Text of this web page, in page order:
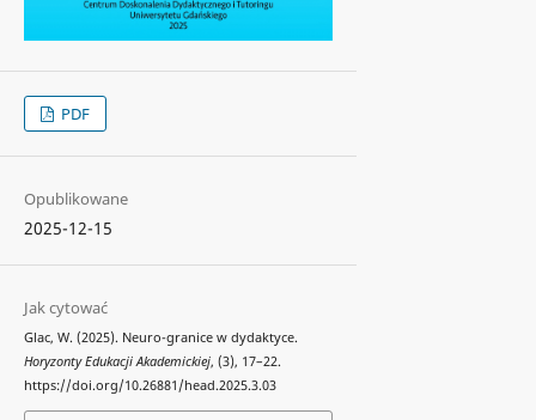
PDF
Opublikowane
2025-12-15
Jak cytować
Glac, W. (2025). Neuro-granice w dydaktyce.
Horyzonty Edukacji Akademickiej, (3), 17–22.
https://doi.org/10.26881/head.2025.3.03